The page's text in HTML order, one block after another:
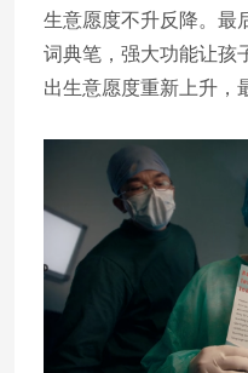
生意愿度不升反降。
词典笔，强大功能让孩
出生意愿度重新上升，